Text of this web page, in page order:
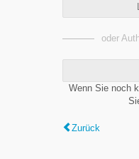
oder
Wenn Sie noch
Zurück